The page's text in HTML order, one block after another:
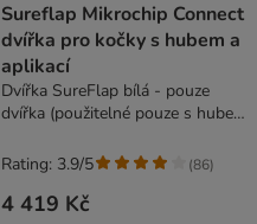
Sureflap Mikrochip Connect
dvířka pro kočky s hubem a
aplikací
Dvířka SureFlap bílá - pouze
dvířka (použitelné pouze s hubem,
4 419 Kč
Rating: 3.9/5 (86)